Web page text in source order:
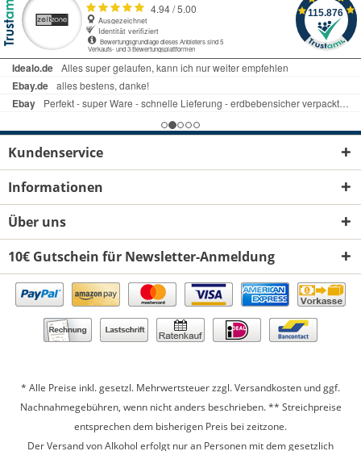
Kundenservice
Informationen
Über uns
10€ Gutschein für Newsletter-Anmeldung
* Alle Preise inkl. gesetzl. Mehrwertsteuer zzgl.Versandkosten und ggf.
Nachnahmegebühren, wenn nicht anders beschrieben. ** Streichpreise
entsprechen dem bisherigen Preis bei zeitzone.
Der Versand von Alkohol erfolgt nur an Personen mit dem gesetzlich